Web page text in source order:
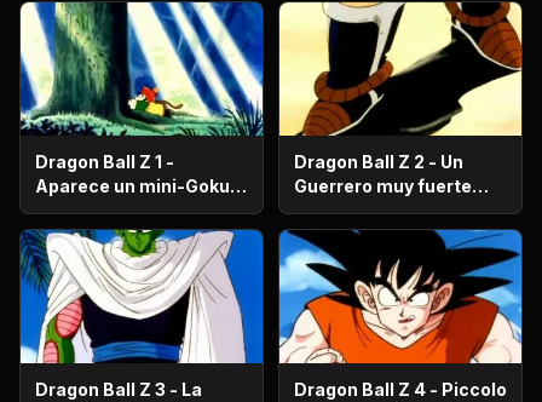
Dragon Ball Z 1 -
Aparece un mini-Goku,
su nombre es Gohan.
Dragon Ball Z 2 - Un
Guerrero muy fuerte
con antecedentes
históricos; se trata del
hermano mayor de
Goku.
Dragon Ball Z 3 - La
Dragon Ball Z 4 - Piccolo